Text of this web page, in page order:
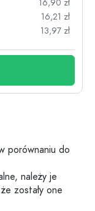
16,90 zł
16,21 zł
13,97 zł
porównaniu do
należy je
zostały one